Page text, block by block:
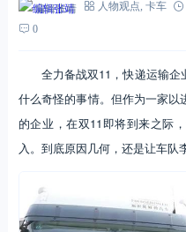
编辑张靖 人物观点 卡车
0
全力备战双11，快递运输
什么奇怪的事情。但作为一家
的企业，在双11即将到来之际
入。到底原因几何，还是让车队